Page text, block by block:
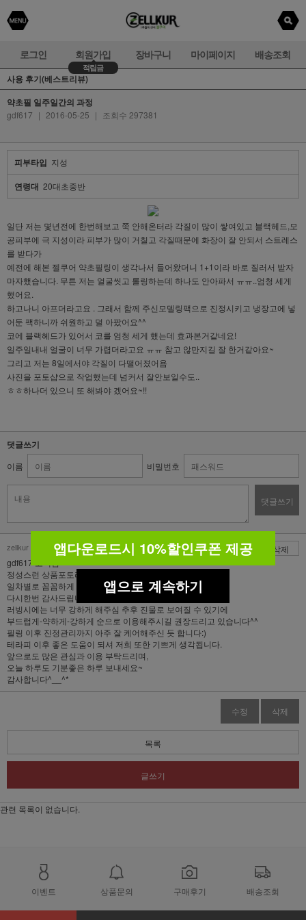
로그인 회원가입
적립금
장바구니 마이페이지 배송조회
사용 후기(베스트리뷰)
약초필 일주일간의 과정
gdf617 | 2016-05-25 | 조회수 297381
피부타입 지성
연령대 20대초중반
일단 저는 몇년전에 한번해보고 쭉 안해온터라 각질이 많이 쌓여있고 블랙헤드,모
공피부에 극 지성이라 피부가 많이 거칠고 각질때문에 화장이 잘 안되서 스트레스
를 받다가
예전에 해본 젤쿠어 약초필링이 생각나서 들어왔더니 1+1이라 바로 질러서 받자
마자했습니다. 무튼 저는 얼굴씻고 롤링하는데 하나도 안아파서 ㅠㅠ..엄청 세게
했어요.
하고나니 아프더라고요 . 그래서 함께 주신모델링팩으로 진정시키고 냉장고에 넣
어둔 팩하니까 쉬원하고 덜 아팠어요^^
코에 블랙헤드가 있어서 코를 엄청 세게 했는데 효과본거같네요!
일주일내내 얼굴이 너무 가렵더라고요 ㅠㅠ 참고 않만지길 잘 한거같아요~
그리고 저는 8일에서야 각질이 다떨어졌어욤
사진을 포토샵으로 작업했는데 넘커서 잘안보일수도..
ㅎㅎ하나더 있으니 또 해봐야 겠어요~!!
댓글쓰기
이름 비밀번호
댓글쓰기
zellkur | 2016-05-25
삭제
gdf617 고객님^^*
정성스런 상품포토리뷰 작성에 감사합니다^^*
일차별로 꼼꼼하게 사진촬영하여 남겨주셔
다시한번 감사드립니다^^
러빙시에는 너무 강하게 해주심 추후 진물로 보여질 수 있기에
부드럽게-약하게-강하게 순으로 이용해주시길 권장드리고 있습니다^^
필링 이후 진정관리까지 아주 잘 케어해주신 듯 합니다:)
테라피 이후 좋은 도움이 되셔 저희 또한 기쁘게 생각됩니다.
앞으로도 많은 관심과 이용 부탁드리며,
오늘 하루도 기분좋은 하루 보내세요~
감사합니다^__^*
수정 삭제
목록
글쓰기
관련 목록이 없습니다.
이벤트 상품문의 구매후기 배송조회
앱다운로드시 10%할인쿠폰 제공
앱으로 계속하기